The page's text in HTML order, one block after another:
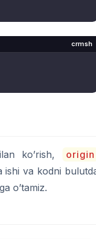
crmsh
ko’rish,
origin
ishi va kodni
o’tamiz.